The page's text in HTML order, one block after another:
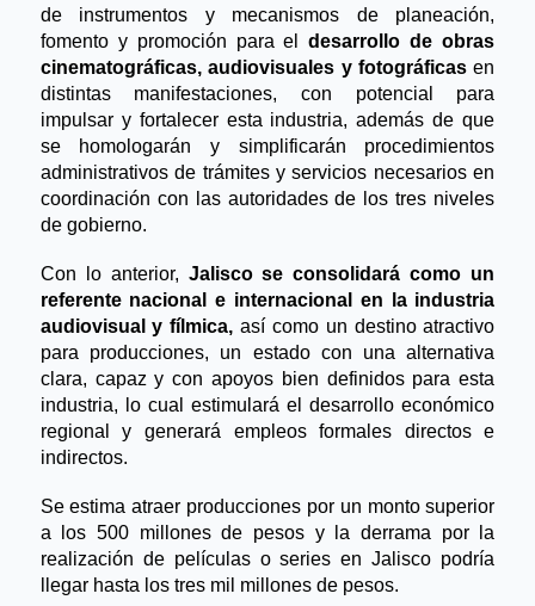
de instrumentos y mecanismos de planeación,
fomento y promoción para el desarrollo de obras
cinematográficas, audiovisuales y fotográficas en
distintas manifestaciones, con potencial para
impulsar y fortalecer esta industria, además de que
se homologarán y simplificarán procedimientos
administrativos de trámites y servicios necesarios en
coordinación con las autoridades de los tres niveles
de gobierno.
Con lo anterior, Jalisco se consolidará como un
referente nacional e internacional en la industria
audiovisual y fílmica, así como un destino atractivo
para producciones, un estado con una alternativa
clara, capaz y con apoyos bien definidos para esta
industria, lo cual estimulará el desarrollo económico
regional y generará empleos formales directos e
indirectos.
Se estima atraer producciones por un monto superior
a los 500 millones de pesos y la derrama por la
realización de películas o series en Jalisco podría
llegar hasta los tres mil millones de pesos.